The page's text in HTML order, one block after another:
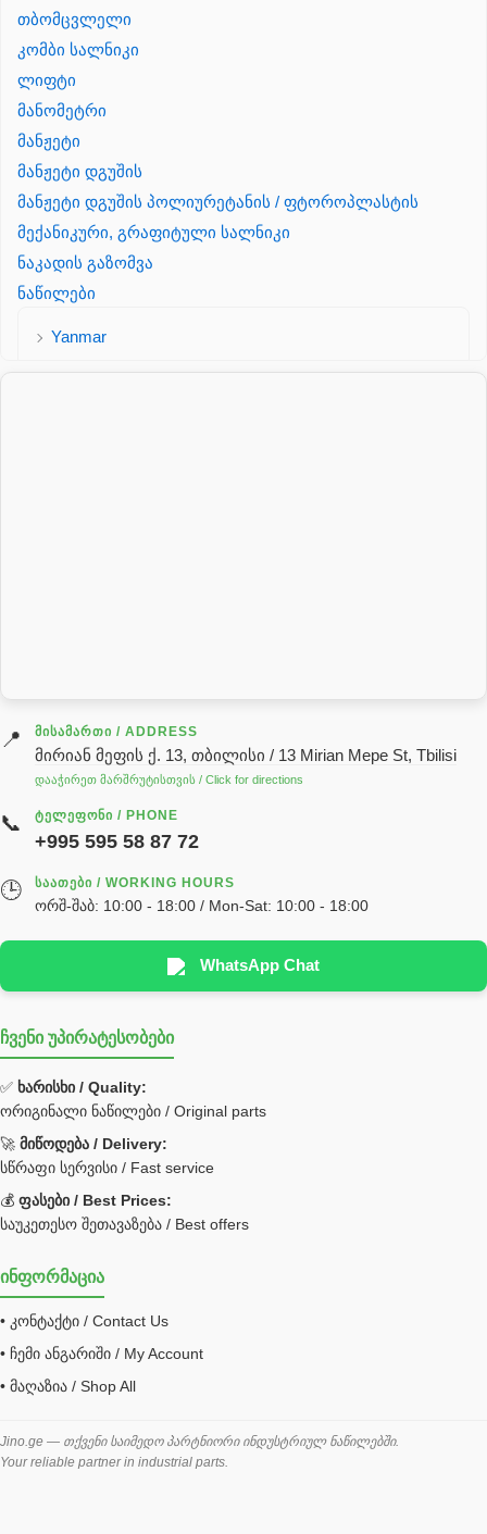
თბომცვლელი
კომბი სალნიკი
ლიფტი
მანომეტრი
მანჟეტი
მანჟეტი დგუშის
მანჟეტი დგუშის პოლიურეტანის / ფტოროპლასტის
მექანიკური, გრაფიტული სალნიკი
ნაკადის გაზომვა
ნაწილები
Yanmar
გადაცემათა კოლოფის ზეთი( კარობკის ზეთი)
ძრავის ზეთი
ჰიდრავლიკის ზეთი
реек
სხადასხვა
Hyva
უჟანგავი ფოლადი
Bobcat ფილტრი
Caterpillar ფილტრი
JCB ფილტრი
ქვაბი გათბობა მილები
შემაერთებელი / გადამყვანი UNF ORFS
შემაერთებელი BSPP /გადამყვანი
შესაფუთი მანქანა ვაკუმით
შლანგი
საწვავის შლანგი
📍 ᲛᲘᲡᲐᲛᲐᲠᲗᲘ / ADDRESS
მირიან მეფის ქ. 13, თბილისი / 13 Mirian Mepe St, Tbilisi
დააჭირეთ მარშრუტისთვის / Click for directions
📞 ᲢᲔᲚᲔᲤᲝᲜᲘ / PHONE
+995 595 58 87 72
🕒 ᲡᲐᲐᲗᲔᲑᲘ / WORKING HOURS
ორშ-შაბ: 10:00 - 18:00 / Mon-Sat: 10:00 - 18:00
WhatsApp Chat
ჩვენი უპირატესობები
✅ ხარისხი / Quality:
ორიგინალი ნაწილები / Original parts
🚀 მიწოდება / Delivery:
სწრაფი სერვისი / Fast service
💰 ფასები / Best Prices:
საუკეთესო შეთავაზება / Best offers
ინფორმაცია
• კონტაქტი / Contact Us
• ჩემი ანგარიში / My Account
• მაღაზია / Shop All
Jino.ge — თქვენი საიმედო პარტნიორი ინდუსტრიულ ნაწილებში.
Your reliable partner in industrial parts.